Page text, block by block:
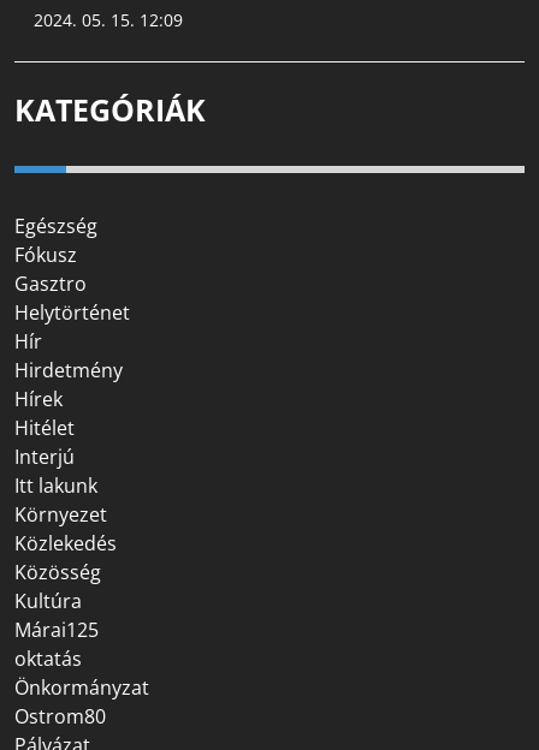
2024. 05. 15. 12:09
KATEGÓRIÁK
Egészség
Fókusz
Gasztro
Helytörténet
Hír
Hirdetmény
Hírek
Hitélet
Interjú
Itt lakunk
Környezet
Közlekedés
Közösség
Kultúra
Márai125
oktatás
Önkormányzat
Ostrom80